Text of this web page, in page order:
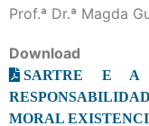
Prof.ª Dr.ª Magda
Download
SARTRE E A
MORAL